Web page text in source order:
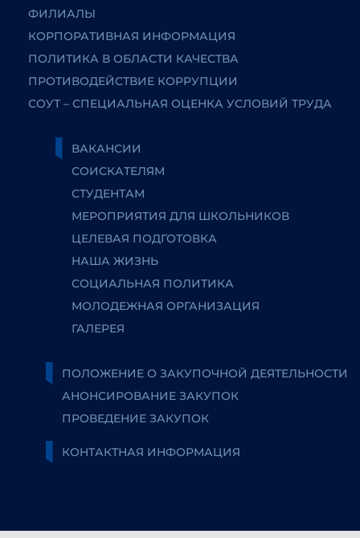
ФИЛИАЛЫ
КОРПОРАТИВНАЯ ИНФОРМАЦИЯ
ПОЛИТИКА В ОБЛАСТИ КАЧЕСТВА
ПРОТИВОДЕЙСТВИЕ КОРРУПЦИИ
СОУТ – СПЕЦИАЛЬНАЯ ОЦЕНКА УСЛОВИЙ ТРУДА
ВАКАНСИИ
СОИСКАТЕЛЯМ
СТУДЕНТАМ
МЕРОПРИЯТИЯ ДЛЯ ШКОЛЬНИКОВ
ЦЕЛЕВАЯ ПОДГОТОВКА
НАША ЖИЗНЬ
СОЦИАЛЬНАЯ ПОЛИТИКА
МОЛОДЕЖНАЯ ОРГАНИЗАЦИЯ
ГАЛЕРЕЯ
ПОЛОЖЕНИЕ О ЗАКУПОЧНОЙ ДЕЯТЕЛЬНОСТИ
АНОНСИРОВАНИЕ ЗАКУПОК
ПРОВЕДЕНИЕ ЗАКУПОК
КОНТАКТНАЯ ИНФОРМАЦИЯ